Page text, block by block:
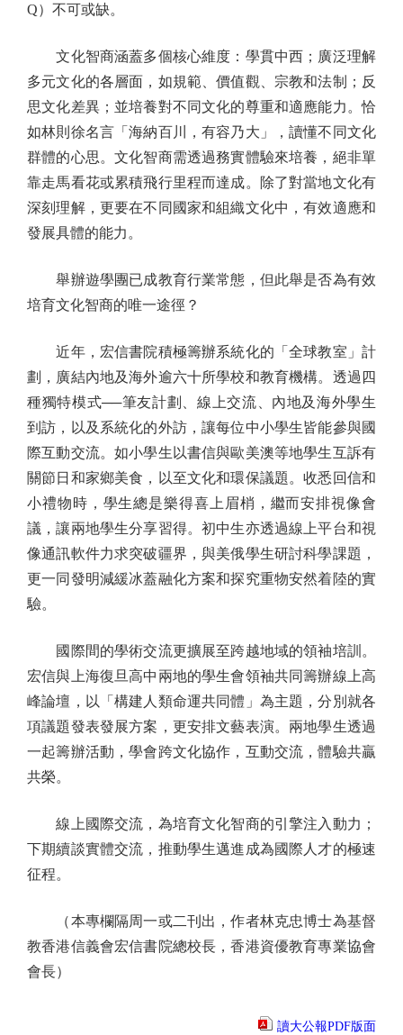
Q）不可或缺。
文化智商涵蓋多個核心維度：學貫中西；廣泛理解
多元文化的各層面，如規範、價值觀、宗教和法制；反
思文化差異；並培養對不同文化的尊重和適應能力。恰
如林則徐名言「海納百川，有容乃大」，讀懂不同文化
群體的心思。文化智商需透過務實體驗來培養，絕非單
靠走馬看花或累積飛行里程而達成。除了對當地文化有
深刻理解，更要在不同國家和組織文化中，有效適應和
發展具體的能力。
舉辦遊學團已成教育行業常態，但此舉是否為有效
培育文化智商的唯一途徑？
近年，宏信書院積極籌辦系統化的「全球教室」計
劃，廣結內地及海外逾六十所學校和教育機構。透過四
種獨特模式──筆友計劃、線上交流、內地及海外學生
到訪，以及系統化的外訪，讓每位中小學生皆能參與國
際互動交流。如小學生以書信與歐美澳等地學生互訴有
關節日和家鄉美食，以至文化和環保議題。收悉回信和
小禮物時，學生總是樂得喜上眉梢，繼而安排視像會
議，讓兩地學生分享習得。初中生亦透過線上平台和視
像通訊軟件力求突破疆界，與美俄學生研討科學課題，
更一同發明減緩冰蓋融化方案和探究重物安然着陸的實
驗。
國際間的學術交流更擴展至跨越地域的領袖培訓。
宏信與上海復旦高中兩地的學生會領袖共同籌辦線上高
峰論壇，以「構建人類命運共同體」為主題，分別就各
項議題發表發展方案，更安排文藝表演。兩地學生透過
一起籌辦活動，學會跨文化協作，互動交流，體驗共贏
共榮。
線上國際交流，為培育文化智商的引擎注入動力；
下期續談實體交流，推動學生邁進成為國際人才的極速
征程。
（本專欄隔周一或二刊出，作者林克忠博士為基督
教香港信義會宏信書院總校長，香港資優教育專業協會
會長）
讀大公報PDF版面